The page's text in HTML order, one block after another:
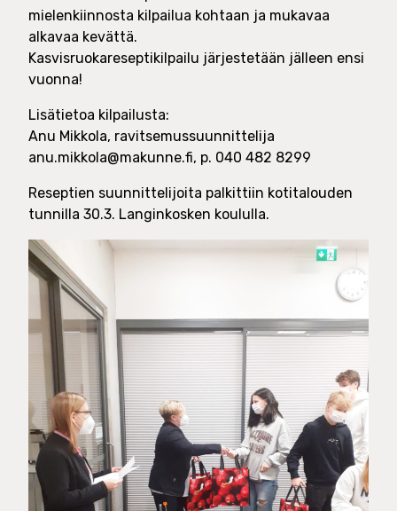
mielenkiinnosta kilpailua kohtaan ja mukavaa
alkavaa kevättä.
Kasvisruokareseptikilpailu järjestetään jälleen ensi
vuonna!
Lisätietoa kilpailusta:
Anu Mikkola, ravitsemussuunnittelija
anu.mikkola@makunne.fi, p. 040 482 8299
Reseptien suunnittelijoita palkittiin kotitalouden
tunnilla 30.3. Langinkosken koululla.